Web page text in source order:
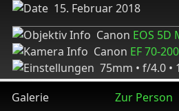
15. Februar 2018
Canon EOS 5D
Canon EF 70-
75mm • f/4.0 •
Galerie
Zur Person